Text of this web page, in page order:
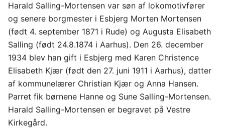
Harald Salling-Mortensen var søn af lokomotivfører
og senere borgmester i Esbjerg Morten Mortensen
(født 4. september 1871 i Rude) og Augusta Elisabeth
Salling (født 24.8.1874 i Aarhus). Den 26. december
1934 blev han gift i Esbjerg med Karen Christence
Elisabeth Kjær (født den 27. juni 1911 i Aarhus), datter
af kommunelærer Christian Kjær og Anna Hansen.
Parret fik børnene Hanne og Sune Salling-Mortensen.
Harald Salling-Mortensen er begravet på Vestre
Kirkegård.